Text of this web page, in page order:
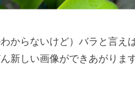
からないけど）バラと言えば
新しい画像ができあがります